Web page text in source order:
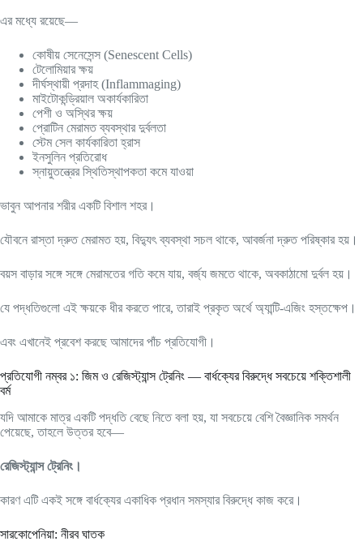
এর মধ্যে রয়েছে—
কোষীয় সেনেসেন্স (Senescent Cells)
টেলোমিয়ার ক্ষয়
দীর্ঘস্থায়ী প্রদাহ (Inflammaging)
মাইটোকন্ড্রিয়াল অকার্যকারিতা
পেশী ও অস্থির ক্ষয়
প্রোটিন মেরামত ব্যবস্থার দুর্বলতা
স্টেম সেল কার্যকারিতা হ্রাস
ইনসুলিন প্রতিরোধ
স্নায়ুতন্ত্রের স্থিতিস্থাপকতা কমে যাওয়া
ভাবুন আপনার শরীর একটি বিশাল শহর।
যৌবনে রাস্তা দ্রুত মেরামত হয়, বিদ্যুৎ ব্যবস্থা সচল থাকে, আবর্জনা দ্রুত পরিষ্কার হয়।
বয়স বাড়ার সঙ্গে সঙ্গে মেরামতের গতি কমে যায়, বর্জ্য জমতে থাকে, অবকাঠামো দুর্বল হয়।
যে পদ্ধতিগুলো এই ক্ষয়কে ধীর করতে পারে, তারাই প্রকৃত অর্থে অ্যান্টি-এজিং হস্তক্ষেপ।
এবং এখানেই প্রবেশ করছে আমাদের পাঁচ প্রতিযোগী।
প্রতিযোগী নম্বর ১: জিম ও রেজিস্ট্যান্স ট্রেনিং — বার্ধক্যের বিরুদ্ধে সবচেয়ে শক্তিশালী
বর্ম
যদি আমাকে মাত্র একটি পদ্ধতি বেছে নিতে বলা হয়, যা সবচেয়ে বেশি বৈজ্ঞানিক সমর্থন
পেয়েছে, তাহলে উত্তর হবে—
রেজিস্ট্যান্স ট্রেনিং।
কারণ এটি একই সঙ্গে বার্ধক্যের একাধিক প্রধান সমস্যার বিরুদ্ধে কাজ করে।
সারকোপেনিয়া: নীরব ঘাতক